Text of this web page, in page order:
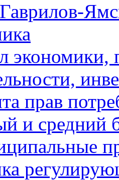
экономики,
прав
и средний